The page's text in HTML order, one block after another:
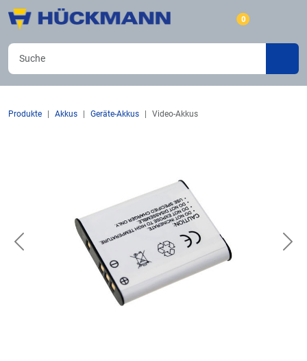
0
Produkte Akkus Geräte-Akkus Video-Akkus
Previous